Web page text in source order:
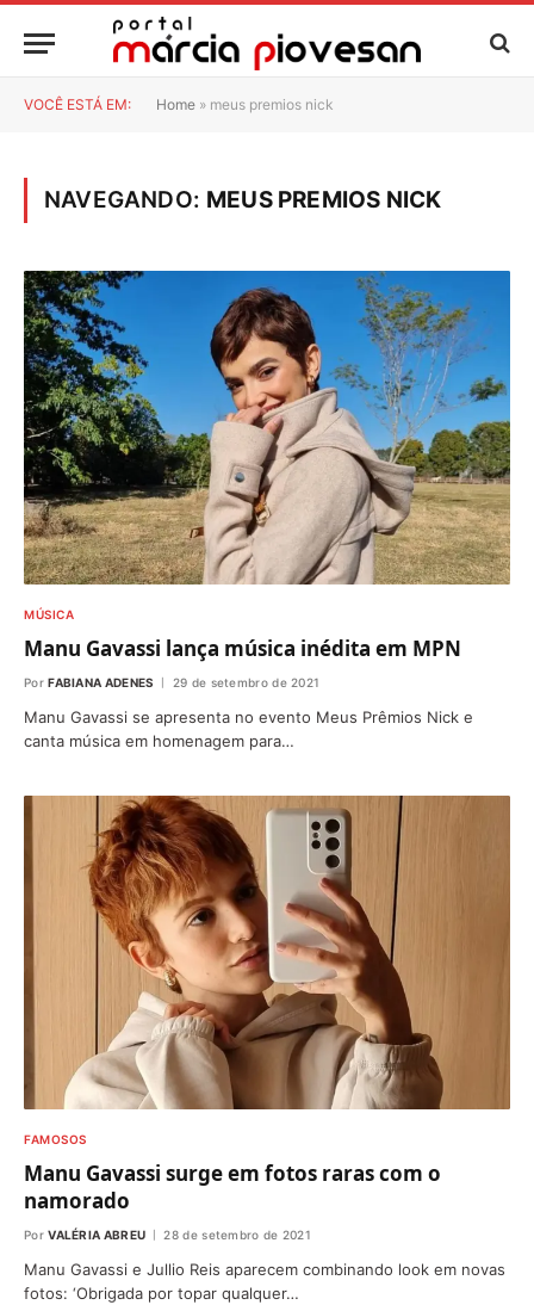
VOCÊ ESTÁ EM: Home » meus premios nick
NAVEGANDO: MEUS PREMIOS NICK
MÚSICA
Manu Gavassi lança música inédita em MPN
Por FABIANA ADENES 29 de setembro de 2021
Manu Gavassi se apresenta no evento Meus Prêmios Nick e
canta música em homenagem para…
FAMOSOS
Manu Gavassi surge em fotos raras com o
namorado
Por VALÉRIA ABREU 28 de setembro de 2021
Manu Gavassi e Jullio Reis aparecem combinando look em novas
fotos: ‘Obrigada por topar qualquer…